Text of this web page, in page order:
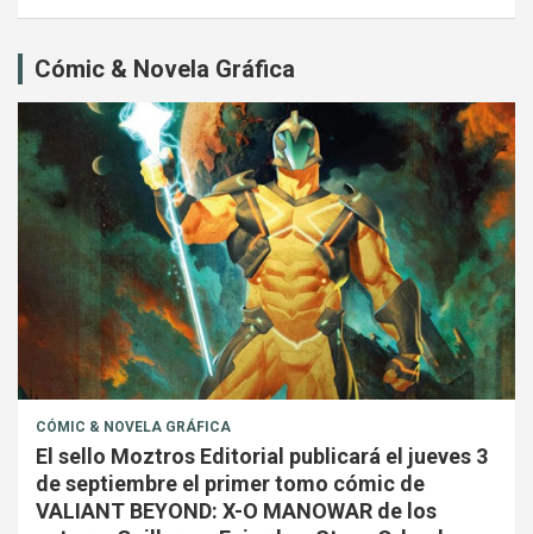
Cómic & Novela Gráfica
CÓMIC & NOVELA GRÁFICA
El sello Moztros Editorial publicará el jueves 3
de septiembre el primer tomo cómic de
VALIANT BEYOND: X-O MANOWAR de los